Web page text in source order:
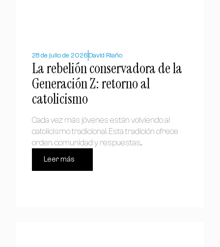
28 de julio de 2026 David Riaño
La rebelión conservadora de la
Generación Z: retorno al
catolicismo
Cada vez más jóvenes están volviendo al
catolicismo tradicional. Esta tradición ofrece
orden, comunidad y respuestas...
Leer más